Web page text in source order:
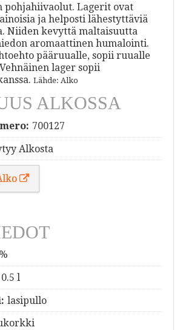
pohjahiivaolut. Lagerit ovat
ja helposti lähestyttäviä
Niiden kevyttä maltaisuutta
aromaattinen humalointi.
pääruualle, sopii ruualle
lager sopii
Lähde: Alko
ALKOSSA
700127
Alkosta
0.5 l
lasipullo